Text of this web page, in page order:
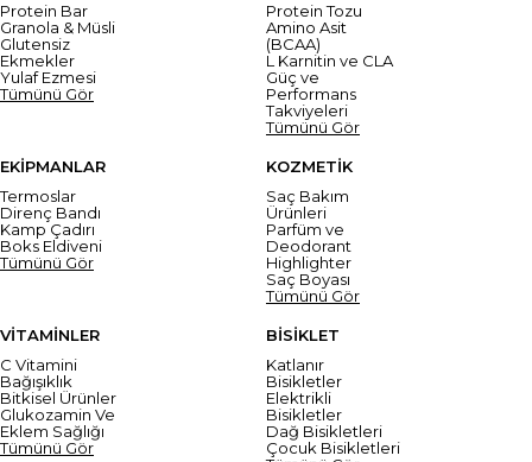
Protein Bar
Granola & Müsli
Glutensiz
Ekmekler
Yulaf Ezmesi
Tümünü Gör
Protein Tozu
Amino Asit
(BCAA)
L Karnitin ve CLA
Güç ve
Performans
Takviyeleri
Tümünü Gör
EKİPMANLAR
Termoslar
Direnç Bandı
Kamp Çadırı
Boks Eldiveni
Tümünü Gör
KOZMETİK
Saç Bakım
Ürünleri
Parfüm ve
Deodorant
Highlighter
Saç Boyası
Tümünü Gör
VİTAMİNLER
C Vitamini
Bağışıklık
Bitkisel Ürünler
Glukozamin Ve
Eklem Sağlığı
Tümünü Gör
BİSİKLET
Katlanır
Bisikletler
Elektrikli
Bisikletler
Dağ Bisikletleri
Çocuk Bisikletleri